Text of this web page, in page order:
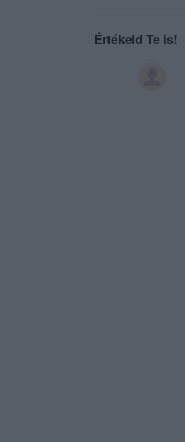
Értékeld Te is!